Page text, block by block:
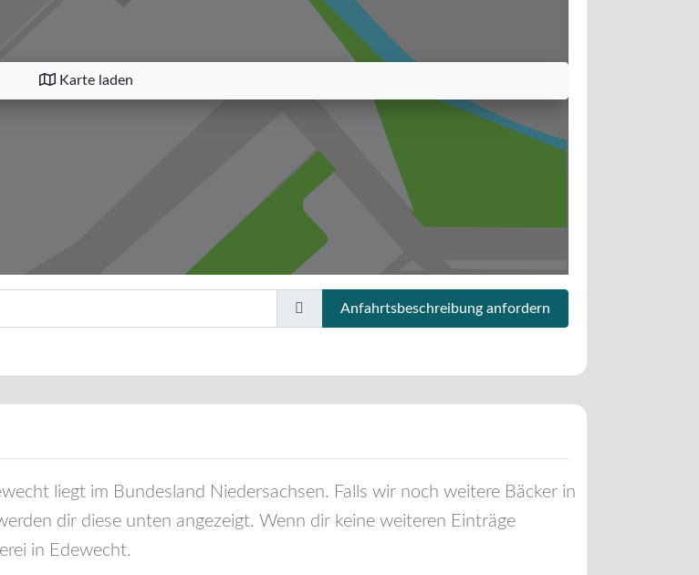
Karte laden
Anfahrtsbeschreibung anfordern
liegt im Bundesland Niedersachsen. Falls wir noch weitere Bäcker in
dir diese unten angezeigt. Wenn dir keine weiteren Einträge
in Edewecht.